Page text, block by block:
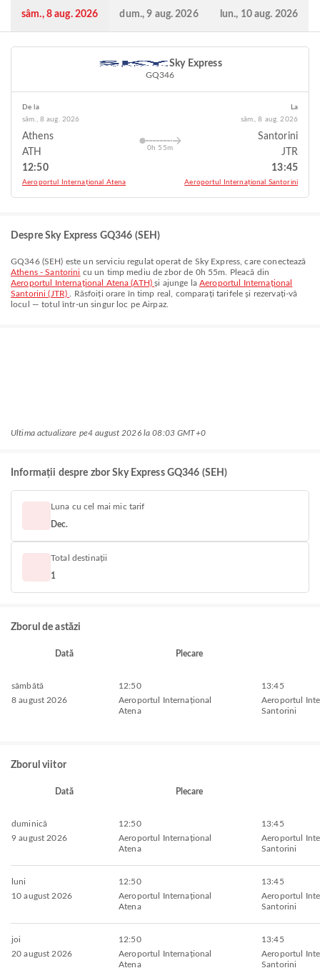
sâm., 8 aug. 2026 dum., 9 aug. 2026 lun., 10 aug. 2026
Sky Express
GQ346
De la
sâm., 8 aug. 2026
Athens
ATH
12:50
Aeroportul Internațional Atena
0h 55m
La
sâm., 8 aug. 2026
Santorini
JTR
13:45
Aeroportul Internațional Santorini
Despre Sky Express GQ346 (SEH)
GQ346(SEH) este un serviciu regulat operat de Sky Express , care conectează
Athens - Santorini cu un timp mediu de zbor de 0h 55m
. Pleacă din
Aeroportul Internațional Atena (ATH)și ajunge laAeroportul Internațional
Santorini (JTR)
. Răsfoiți orare în timp real, comparați tarifele și rezervați-vă
locul — totul într-un singur loc pe Airpaz.
Ultima actualizare pe4 august 2026 la 08:03 GMT+0
Informații despre zbor Sky Express GQ346 (SEH)
Luna cu cel mai mic tarif
Dec.
Total destinații
1
Zborul de astăzi
Dată Plecare
sâmbătă
8 august 2026
12:50
Aeroportul Internațional
Atena
13:45
Aeroportul
Santorini
Zborul viitor
Dată Plecare
duminică
9 august 2026
12:50
Aeroportul Internațional
Atena
13:45
Aeroportul
Santorini
luni
10 august 2026
12:50
Aeroportul Internațional
Atena
13:45
Aeroportul
Santorini
joi
20 august 2026
12:50
Aeroportul Internațional
Atena
13:45
Aeroportul
Santorini